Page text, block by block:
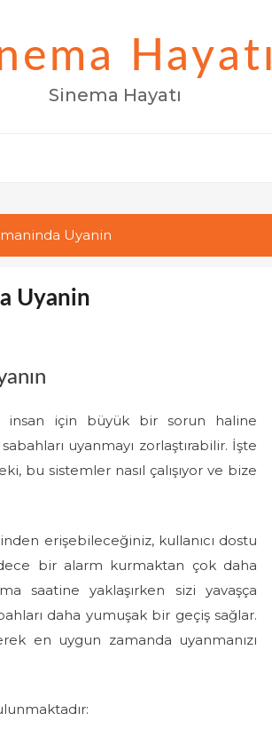
Hayatı
Sinema Hayatı
Uyanin
Uyanin
insan için büyük bir sorun haline
uyanmayı zorlaştırabilir. İşte
bu sistemler nasıl çalışıyor ve bize
erişebileceğiniz, kullanıcı dostu
bir alarm kurmaktan çok daha
saatine yaklaşırken sizi yavaşça
daha yumuşak bir geçiş sağlar.
en uygun zamanda uyanmanızı